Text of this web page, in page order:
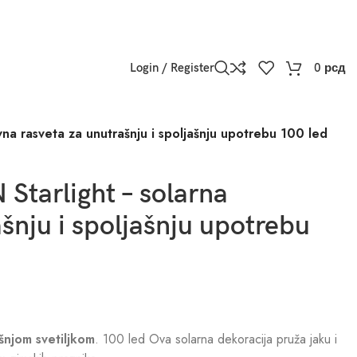
Login / Register 0 рсд
rasveta za unutrašnju i spoljašnju upotrebu 100 led
Starlight – solarna
i spoljašnju upotrebu
svetiljkom. 100 led Ova solarna dekoracija pruža jaku i